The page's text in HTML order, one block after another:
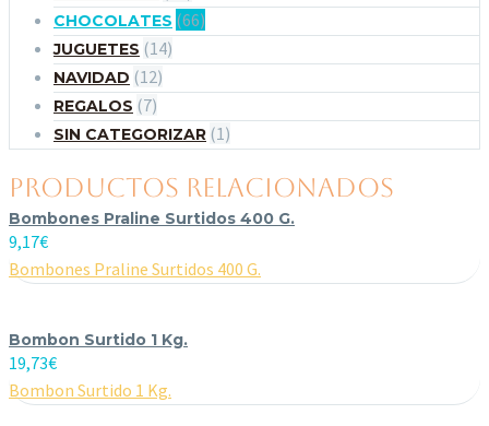
CHOCOLATES (66)
JUGUETES (14)
NAVIDAD (12)
REGALOS (7)
SIN CATEGORIZAR (1)
PRODUCTOS RELACIONADOS
Bombones Praline Surtidos 400 G.
9,17€
Bombones Praline Surtidos 400 G.
Bombon Surtido 1 Kg.
19,73€
Bombon Surtido 1 Kg.